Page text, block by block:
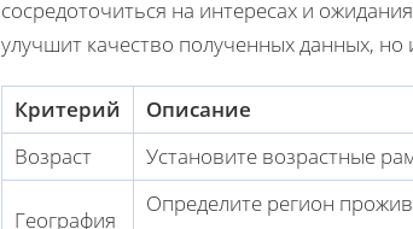
сосредоточиться на интересах и
улучшит качество полученных данных,
Критерий
Описание
Возраст
Установите возрастные
География
Определите регион